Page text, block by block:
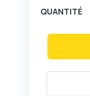
QUANTITÉ